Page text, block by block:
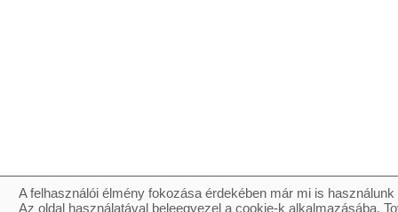
A felhasználói élmény fokozása érdekében már mi is
Az oldal használatával beleegyezel a cookie-k alkalmazásába.